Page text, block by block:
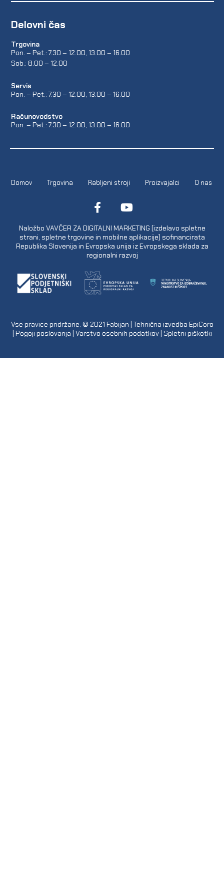
Delovni čas
Trgovina
Pon. – Pet.: 7.30 – 12.00, 13.00 – 16.00
Sob.: 8.00 – 12.00
Servis
Pon. – Pet.: 7.30 – 12.00, 13.00 – 16.00
Računovodstvo
Pon. – Pet.: 7.30 – 12.00, 13.00 – 16.00
Domov Trgovina Rabljeni stroji Proizvajalci O nas
Naložbo VAVČER ZA DIGITALNI MARKETING (izdelavo spletne
strani, spletne trgovine in mobilne aplikacije) sofinancirata
Republika Slovenija in Evropska unija iz Evropskega sklada za
regionalni razvoj
Vse pravice pridržane. © 2021 Fabijan | Tehnična izvedba EpiCoro
Pogoji poslovanja Varstvo osebnih podatkov| Spletni piškotki